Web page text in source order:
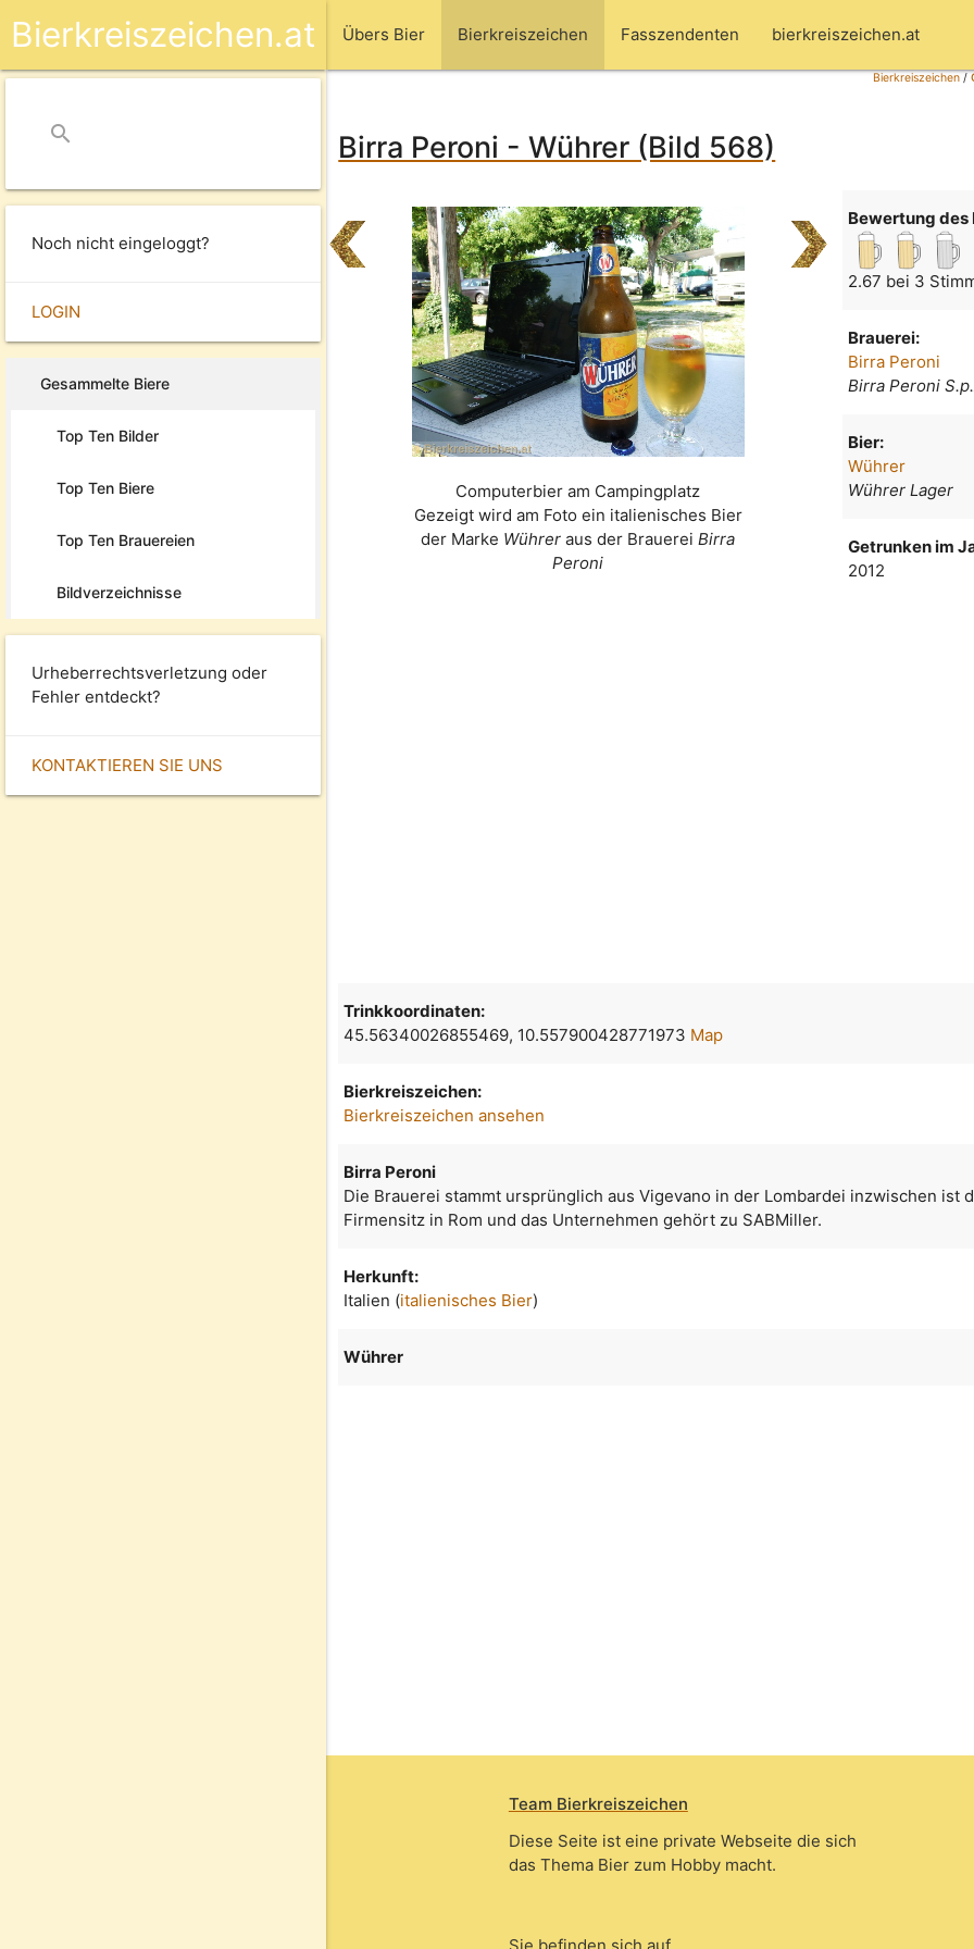
Übers Bier Bierkreiszeichen Fasszendenten bierkreiszeichen.at
Bierkreiszeichen.at
search
Noch nicht eingeloggt?
LOGIN
Gesammelte Biere
Top Ten Bilder
Top Ten Biere
Top Ten Brauereien
Bildverzeichnisse
Urheberrechtsverletzung oder
Fehler entdeckt?
KONTAKTIEREN SIE UNS
Bierkreiszeichen/
Birra Peroni - Wührer (Bild 568)
Computerbier am Campingplatz
Gezeigt wird am Foto ein italienisches Bier
der Marke Wührer aus der BrauereiBirra
Peroni
Bewertung des
2.67 bei 3
Brauerei:
Birra Peroni
Birra Peroni
Bier:
Wührer
Wührer Lager
Getrunken im
2012
Trinkkoordinaten:
45.56340026855469, 10.557900428771973 Map
Bierkreiszeichen:
Bierkreiszeichen ansehen
Birra Peroni
Die Brauerei stammt ursprünglich aus Vigevano in der Lombardei inzwischen ist
Firmensitz in Rom und das Unternehmen gehört zu SABMiller.
Herkunft:
Italien (italienisches Bier)
Wührer
Team Bierkreiszeichen
Diese Seite ist eine private Webseite die sich
das Thema Bier zum Hobby macht.
Sie befinden sich auf